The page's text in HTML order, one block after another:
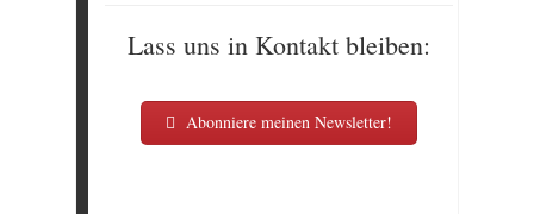
Lass uns in Kontakt bleiben:
Abonniere meinen Newsletter!